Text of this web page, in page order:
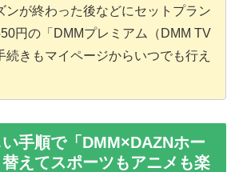
ンが終わった後などにセットプラン
円の「DMMプレミアム（DMM TV
続きもマイページからいつでも行え
手順で「DMM×DAZNホー
えてスポーツもアニメも楽